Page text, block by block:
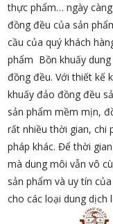
thực phẩm… ngày
đồng đều của sản
cầu của quý khách
phẩm Bồn khuấy
đồng đều. Với thiết kế
khuấy đảo đồng đều
sản phẩm mềm mịn,
rất nhiều thời gian, chi
pháp khác. Để thời
mà dung môi vẫn vô
sản phẩm và uy tín
cho các loại dung dịch